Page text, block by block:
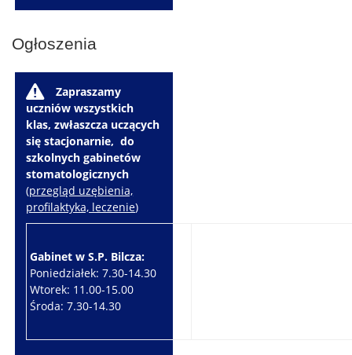
Ogłoszenia
W
Zapraszamy
uczniów wszystkich
klas, zwłaszcza uczących
się stacjonarnie, do
szkolnych gabinetów
stomatologicznych
(przegląd uzębienia,
profilaktyka, leczenie)
Gabinet w S.P. Bilcza:
Poniedziałek: 7.30-14.30
Wtorek: 11.00-15.00
Środa: 7.30-14.30